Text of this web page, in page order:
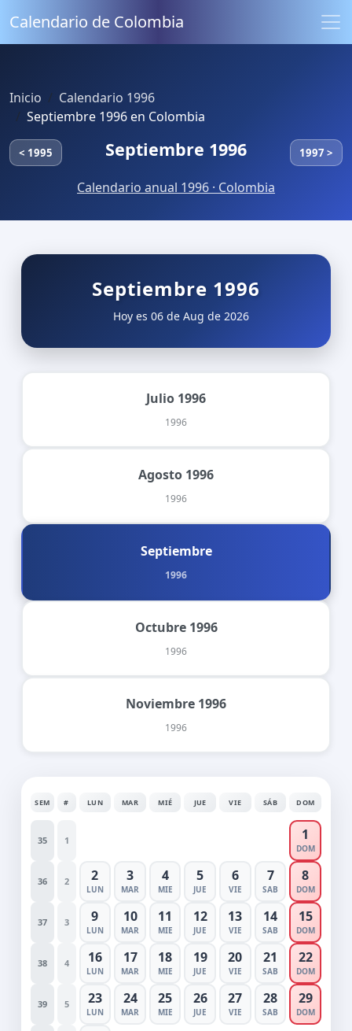
Calendario de Colombia
Inicio
Calendario 1996
Septiembre 1996 en Colombia
< 1995 Septiembre 1996 1997 >
Calendario anual 1996 · Colombia
Septiembre 1996
Hoy es 06 de Aug de 2026
Julio 1996
1996
Agosto 1996
1996
Septiembre
1996
Octubre 1996
1996
Noviembre 1996
1996
SEM # LUN MAR MIÉ JUE VIE SÁB DOM
35 1 1
DOM
36 2 2
LUN
3
MAR
4
MIE
5
JUE
6
VIE
7
SAB
8
DOM
37 3 9
LUN
10
MAR
11
MIE
12
JUE
13
VIE
14
SAB
15
DOM
38 4 16
LUN
17
MAR
18
MIE
19
JUE
20
VIE
21
SAB
22
DOM
39 5 23
LUN
24
MAR
25
MIE
26
JUE
27
VIE
28
SAB
29
DOM